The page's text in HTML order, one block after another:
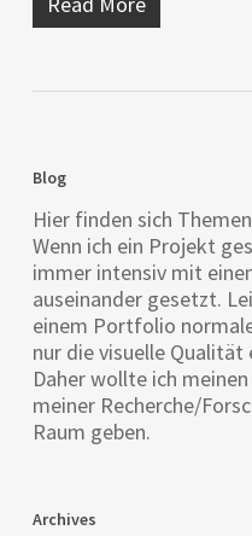
Blog
Hier finden sich
Wenn ich ein Projekt
immer intensiv mit
auseinander gesetzt.
einem Portfolio
nur die visuelle Qualität
Daher wollte ich
meiner Recherche/
Raum geben.
Archives